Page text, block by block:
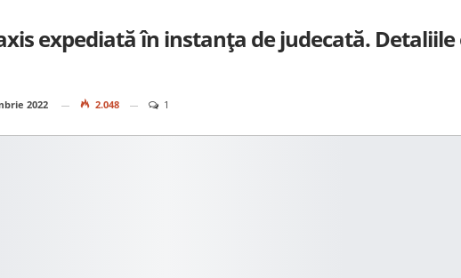
expediată în instanța de judecată.
2022 2.048 1